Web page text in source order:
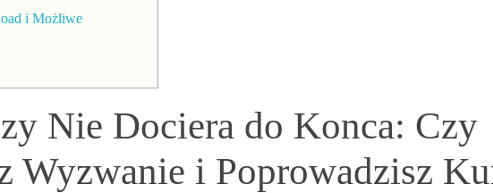
i Możliwe
Nie Dociera do Konca: Czy
Wyzwanie i Poprowadzisz